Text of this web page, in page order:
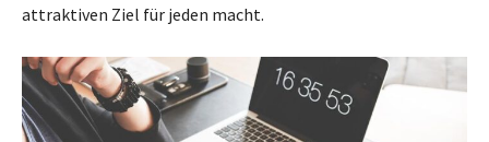
attraktiven Ziel für jeden macht.